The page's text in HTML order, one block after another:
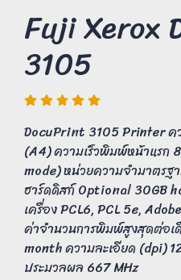
Fuji Xerox
3105
DocuPrint 3105 Printer ค
(A4) ความเร็วพิมพ์หน้าแรก
mode) หน่วยความจำมาตร
ฮาร์ดดิสก์ Optional 30GB
เครื่อง PCL6, PCL 5e,
ค่าจำนวนการพิมพ์สูงสุดต่อ
month ความละเอียด (dpi)
ประมวลผล 667 MHz